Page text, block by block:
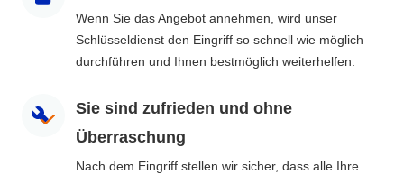
Wenn Sie das Angebot annehmen, wird unser
Schlüsseldienst den Eingriff so schnell wie möglich
durchführen und Ihnen bestmöglich weiterhelfen.
Sie sind zufrieden und ohne
Überraschung
Nach dem Eingriff stellen wir sicher, dass alle Ihre